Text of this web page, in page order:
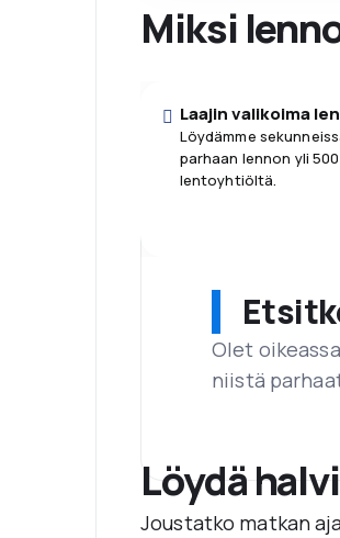
Miksi
Laajin valikoima
Löydämme
parhaan lennon yli 500
lentoyhtiöltä.
Olet
niistä
Löydä
Joustatko matkan